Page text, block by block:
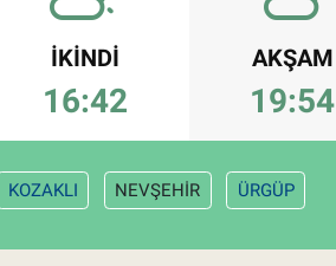
İKINDI
16:42
AKŞAM
19:54
KOZAKLI NEVŞEHİR ÜRGÜP